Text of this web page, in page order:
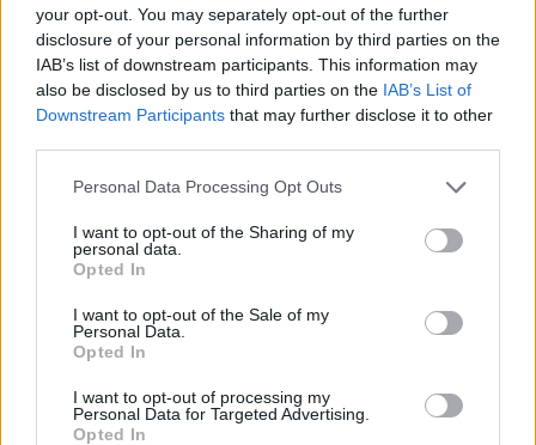
your opt-out. You may separately opt-out of the further
disclosure of your personal information by third parties on the
IAB’s list of downstream participants. This information may
also be disclosed by us to third parties on the IAB’s List of
Downstream Participants that may further disclose it to other
Personal Data Processing Opt Outs
I want to opt-out of the Sharing of my
personal data.
Opted In
I want to opt-out of the Sale of my
Personal Data.
Opted In
I want to opt-out of processing my
Personal Data for Targeted Advertising.
Opted In
Ξένη & Dance -Adult Hits,Dance
Ορνός 130, Αγ. Ιωάννης, 84600,Μύκονος- Αιγαίο
Studio: +30 2289024015
Τηλ: +30 6994605000
Fax: +30 2289026622
ακροατών από το 1989. Εκπέμπει στη Μύκονο
επιλεγμένες μουσικές από όλον τον κόσμο για να
διασκεδάζει, να ταξιδεύει και να συντροφεύει. Κάθε
Παρασκευή, Σάββατο και Κυριακή (00:00-03:00) το Venus
Radio φιλοξενεί στα decks του τους καλύτερους ξένους
και Έλληνες dj's, μεταφέροντας τα τελευταία νέα από τη
ακροατών του. Άκουσέ τον και μέσω του E-Radio.gr.